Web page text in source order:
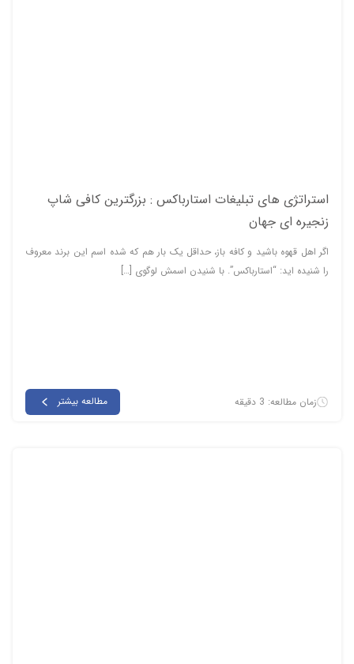
استراتژی های تبلیغات استارباکس : بزرگترین کافی شاپ
زنجیره ای جهان
اگر اهل قهوه باشید و کافه باز، حداقل یک بار هم که شده اسم این برند معروف
را شنیده اید: “استارباکس”. با شنیدن اسمش لوگوی […]
زمان مطالعه: 3 دقیقه مطالعه بیشتر